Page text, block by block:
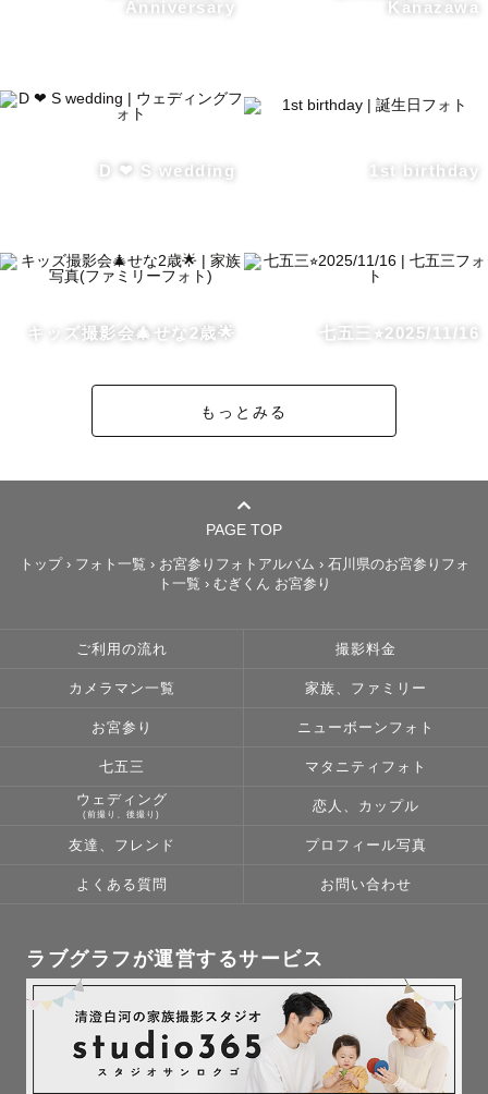
また、イメージが見つからない場合も
ご不明点、ご相談があればお気軽にご連絡下さい
Anniversary
Kanazawa
D ❤︎ S wedding 1st birthday
キッズ撮影会🎄せな2歳🌟 七五三⭐︎2025/11/16
もっとみる
PAGE TOP
トップ› フォト一覧 › お宮参りフォトアルバム › 石川県のお宮参りフォ
ト一覧 › むぎくん お宮参り
ご利用の流れ 撮影料金
カメラマン一覧 家族、ファミリー
お宮参り ニューボーンフォト
七五三 マタニティフォト
ウェディング
(前撮り、後撮り)
恋人、カップル
友達、フレンド プロフィール写真
よくある質問 お問い合わせ
ラブグラフが運営するサービス